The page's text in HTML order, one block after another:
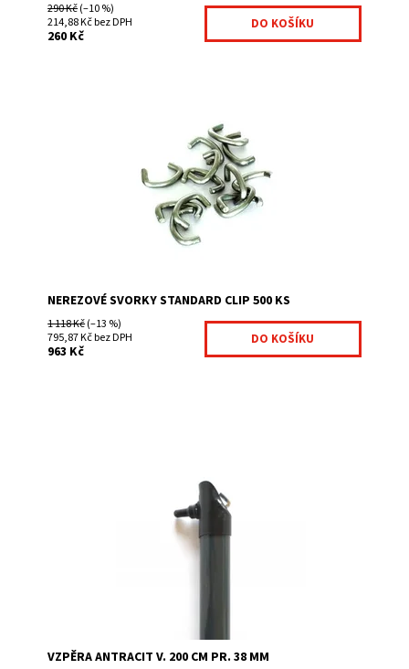
290 Kč(–10 %)
214,88 Kč bez DPH
260 Kč
pletivo ke sloupku Becalip. síla spony je 3,5 mm
nerezové provedení vhodné pro velice rychlou montáž...
Na centrálním skladě
7008059-126
Fence consulting
NEREZOVÉ SVORKY STANDARD CLIP 500 KS
1 118 Kč(–13 %)
795,87 Kč bez DPH
963 Kč
sloupkům a sloupkům Bekaclip pro montáž pletiva.
Antracitová barva RAL 7016 Pozinkované a...
Na centrálním skladě
7026659-135
Fence consulting
VZPĚRA ANTRACIT V. 200 CM PR. 38 MM